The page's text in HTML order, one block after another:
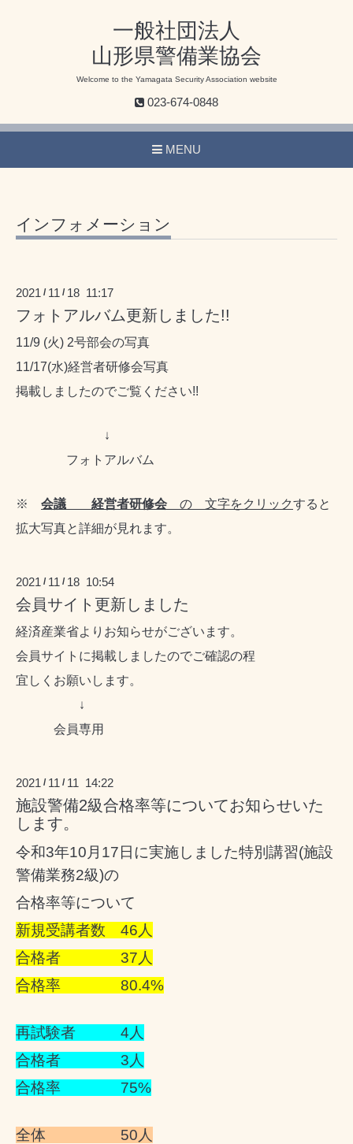
一般社団法人
山形県警備業協会
Welcome to the Yamagata Security Association website
023-674-0848
MENU
インフォメーション
2021 / 11 / 18 11:17
フォトアルバム更新しました!!
11/9 (火) 2号部会の写真
11/17(水)経営者研修会写真
掲載しましたのでご覧ください!!
↓
フォトアルバム
※ 会議 経営者研修会 の 文字をクリックすると
拡大写真と詳細が見れます。
2021 / 11 / 18 10:54
会員サイト更新しました
経済産業省よりお知らせがございます。
会員サイトに掲載しましたのでご確認の程
宜しくお願いします。
↓
会員専用
2021 / 11 / 11 14:22
施設警備2級合格率等についてお知らせいた
します。
令和3年10月17日に実施しました特別講習(施設
警備業務2級)の
合格率等について
新規受講者数 46人
合格者 37人
合格率 80.4%
再試験者 4人
合格者 3人
合格率 75%
全体 50人